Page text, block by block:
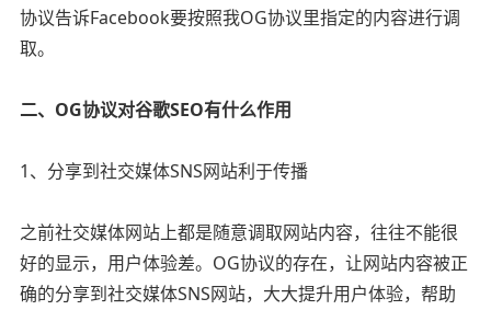
协议告诉Facebook要按照我OG协议里指定的内容进行调
取。
二、OG协议对谷歌SEO有什么作用
1、分享到社交媒体SNS网站利于传播
之前社交媒体网站上都是随意调取网站内容，往往不能很
好的显示，用户体验差。OG协议的存在，让网站内容被正
确的分享到社交媒体SNS网站，大大提升用户体验，帮助